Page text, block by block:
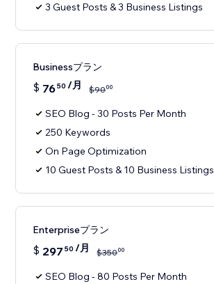
3 Guest Posts & 3 Business Listings
Businessプラン
$ 7650 /月 $9000
SEO Blog - 30 Posts Per Month
250 Keywords
On Page Optimization
10 Guest Posts & 10 Business Listings
Enterpriseプラン
$ 297 50 /月 $35000
SEO Blog - 80 Posts Per Month